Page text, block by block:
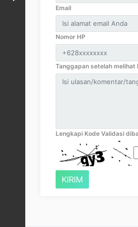
Email
Nomor HP
Tanggapan setelah melihat
Lengkapi Kode Validasi